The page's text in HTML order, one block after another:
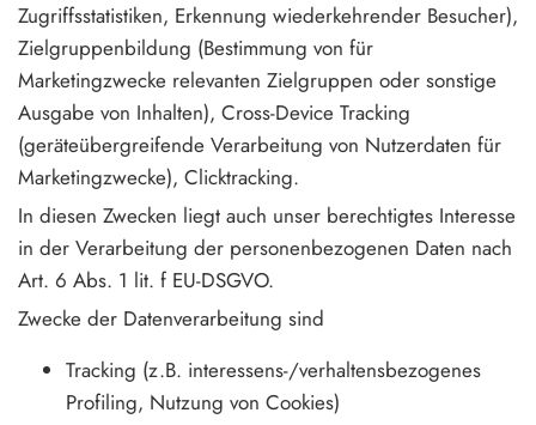
Zugriffsstatistiken, Erkennung wiederkehrender Besucher),
Zielgruppenbildung (Bestimmung von für
Marketingzwecke relevanten Zielgruppen oder sonstige
Ausgabe von Inhalten), Cross-Device Tracking
(geräteübergreifende Verarbeitung von Nutzerdaten für
Marketingzwecke), Clicktracking.
In diesen Zwecken liegt auch unser berechtigtes Interesse
in der Verarbeitung der personenbezogenen Daten nach
Art. 6 Abs. 1 lit. f EU-DSGVO.
Zwecke der Datenverarbeitung sind
Tracking (z.B. interessens-/verhaltensbezogenes
Profiling, Nutzung von Cookies)